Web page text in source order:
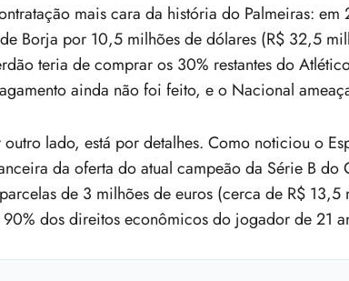
mais cara da história do Palmeiras:
Borja por 10,5 milhões de dólares (R$ 32,5
teria de comprar os 30% restantes do
ainda não foi feito, e o Nacional
lado, está por detalhes. Como noticiou o
da oferta do atual campeão da Série B do
de 3 milhões de euros (cerca de R$
dos direitos econômicos do jogador de 21